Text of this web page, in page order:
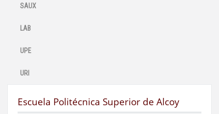
SAUX
LAB
UPE
URI
Escuela Politécnica Superior de Alcoy